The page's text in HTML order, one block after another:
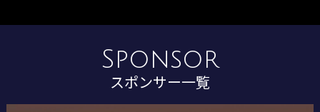
Sponsor
スポンサー一覧